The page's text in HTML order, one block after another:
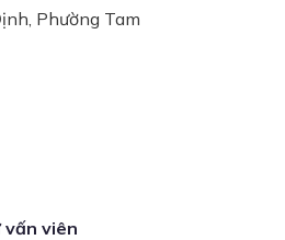
Phường Tam
vấn viên